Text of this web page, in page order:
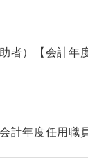
者）【会計年
計年度任用職